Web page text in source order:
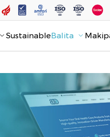
SustainableBalita